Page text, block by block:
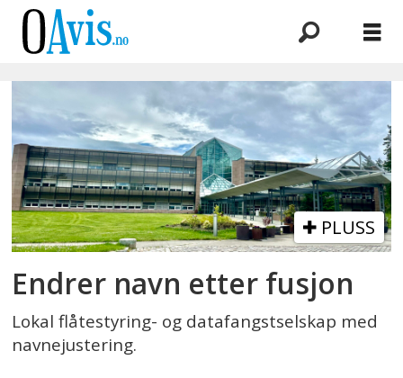
Emne:
flåtestyring
PLUSS
Endrer navn etter fusjon
Lokal flåtestyring- og datafangstselskap med
navnejustering.